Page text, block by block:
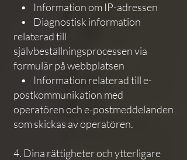
• Information om IP-adressen
• Diagnostisk information
relaterad till
självbeställningsprocessen via
formulär på webbplatsen
• Information relaterad till e-
postkommunikation med
operatören och e-postmeddelanden
som skickas av operatören.
4. Dina rättigheter och ytterligare